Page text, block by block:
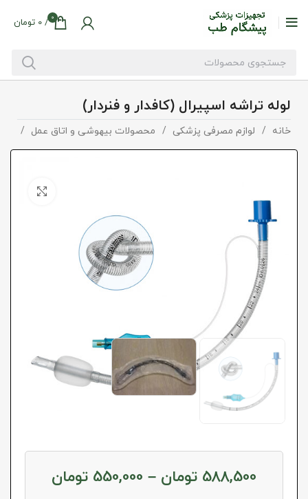
0
/
0 تومان
لوله تراشه اسپیرال (کافدار و فنردار)
خانه لوازم مصرفی پزشکی محصولات بیهوشی و اتاق عمل
588,500 تومان –
550,000 تومان